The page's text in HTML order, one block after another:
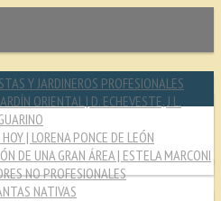
Y JARDINEROS PROFESIONALES
ORIENTAL | D. ECHEVESTE, J.L.
| LORENA PONCE DE LEÓN
DE UNA GRAN ÁREA | ESTELA MARCONI
NO PROFESIONALES
NATIVAS